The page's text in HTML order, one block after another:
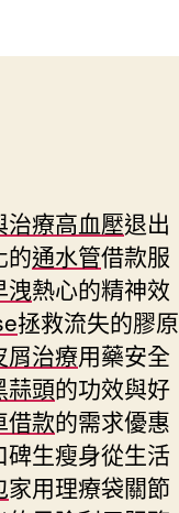
治療高血壓退出
的通水管借款服
洩熱心的精神效
拯救流失的膠原
屑治療用藥安全
蒜頭的功效與好
借款的需求優惠
碑生瘦身從生活
家用理療袋關節